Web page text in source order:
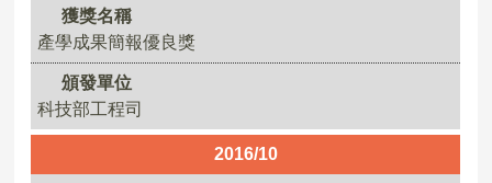
獲獎名稱
產學成果簡報優良獎
頒發單位
科技部工程司
2016/10